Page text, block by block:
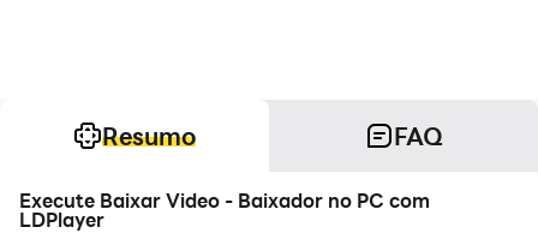
Resumo FAQ
Execute Baixar Video - Baixador no PC com
LDPlayer